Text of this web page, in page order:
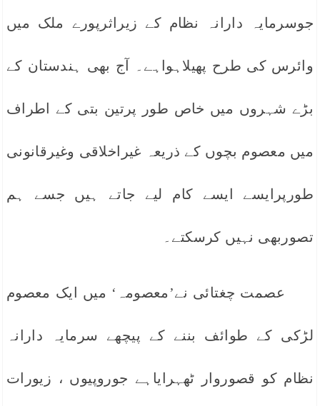
جوسرمایہ دارانہ نظام کے زیراثرپورے ملک میں
وائرس کی طرح پھیلاہواہے۔ آج بھی ہندستان کے
بڑے شہروں میں خاص طور پرتین بتی کے اطراف
میں معصوم بچوں کے ذریعہ غیراخلاقی وغیرقانونی
طورپرایسے ایسے کام لیے جاتے ہیں جسے ہم
تصوربھی نہیں کرسکتے۔
عصمت چغتائی نے’معصومہ‘ میں ایک معصوم
لڑکی کے طوائف بننے کے پیچھے سرمایہ دارانہ
نظام کو قصوروار ٹھہرایاہے جوروپیوں ، زیورات